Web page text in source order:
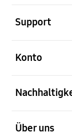
Support
Konto
Über uns